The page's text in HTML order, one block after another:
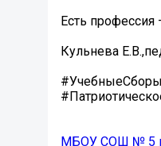
Есть
Кульнева
#УчебныеСборы
МБОУ СОШ № 5